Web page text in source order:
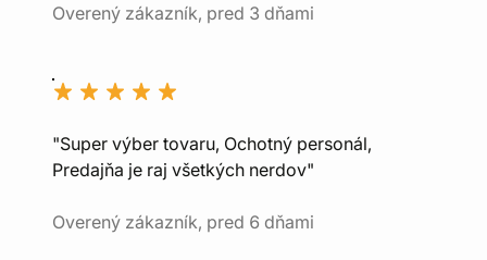
Overený zákazník, pred 3 dňami
"Super výber tovaru, Ochotný personál,
Predajňa je raj všetkých nerdov"
Overený zákazník, pred 6 dňami